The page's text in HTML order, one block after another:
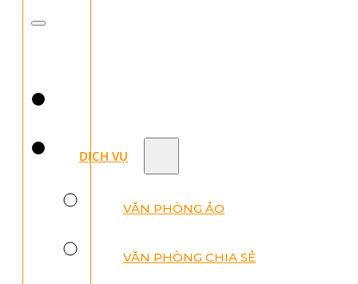
DỊCH VỤ
VĂN PHÒNG ẢO
VĂN PHÒNG CHIA SẺ